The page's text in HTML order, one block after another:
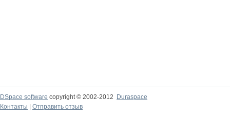
DSpace software copyright © 2002-2012
Duraspace
Контакты
Отправить отзыв